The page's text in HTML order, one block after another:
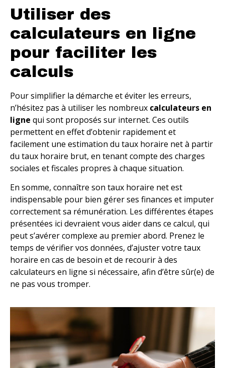
Utiliser des
calculateurs en ligne
pour faciliter les
calculs
Pour simplifier la démarche et éviter les erreurs,
n’hésitez pas à utiliser les nombreux calculateurs en
ligne qui sont proposés sur internet. Ces outils
permettent en effet d’obtenir rapidement et
facilement une estimation du taux horaire net à partir
du taux horaire brut, en tenant compte des charges
sociales et fiscales propres à chaque situation.
En somme, connaître son taux horaire net est
indispensable pour bien gérer ses finances et imputer
correctement sa rémunération. Les différentes étapes
présentées ici devraient vous aider dans ce calcul, qui
peut s’avérer complexe au premier abord. Prenez le
temps de vérifier vos données, d’ajuster votre taux
horaire en cas de besoin et de recourir à des
calculateurs en ligne si nécessaire, afin d’être sûr(e) de
ne pas vous tromper.